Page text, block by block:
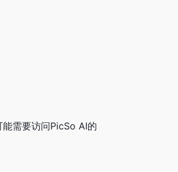
需要访问PicSo AI的